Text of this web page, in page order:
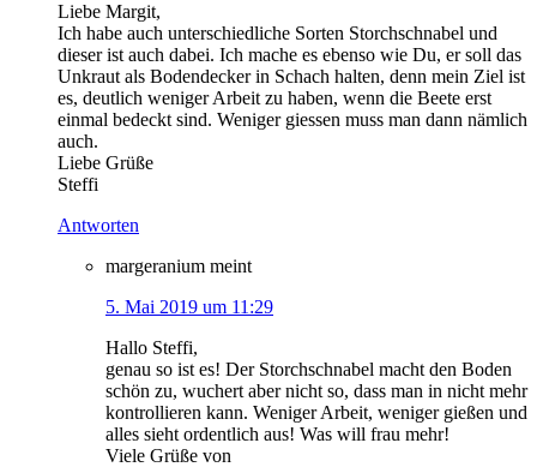
Liebe Margit,
Ich habe auch unterschiedliche Sorten Storchschnabel und
dieser ist auch dabei. Ich mache es ebenso wie Du, er soll das
Unkraut als Bodendecker in Schach halten, denn mein Ziel ist
es, deutlich weniger Arbeit zu haben, wenn die Beete erst
einmal bedeckt sind. Weniger giessen muss man dann nämlich
auch.
Liebe Grüße
Steffi
Antworten
margeranium meint
5. Mai 2019 um 11:29
Hallo Steffi,
genau so ist es! Der Storchschnabel macht den Boden
schön zu, wuchert aber nicht so, dass man in nicht mehr
kontrollieren kann. Weniger Arbeit, weniger gießen und
alles sieht ordentlich aus! Was will frau mehr!
Viele Grüße von